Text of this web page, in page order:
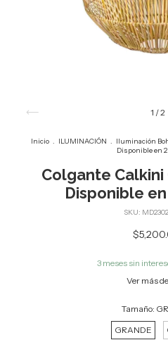
1 /2
Inicio . ILUMINACIÓN . Iluminación
Disponible en
Colgante
Disponible
SKU:
3 meses sin
Ver más
Tamaño:
GRANDE